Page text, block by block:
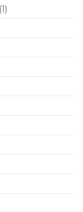
(1)